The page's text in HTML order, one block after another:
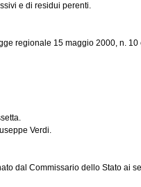
e di residui perenti.
regionale 15 maggio 2000, n.
Verdi.
dal Commissario dello Stato ai